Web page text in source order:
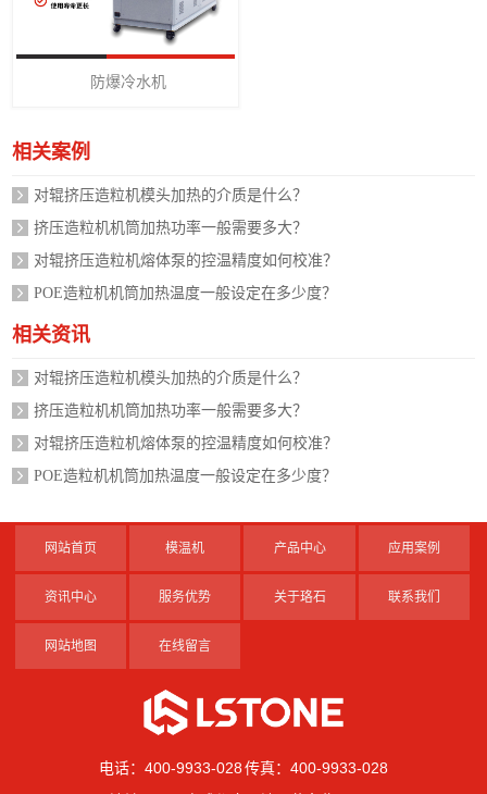
防爆冷水机
相关案例
对辊挤压造粒机模头加热的介质是什么？
挤压造粒机机筒加热功率一般需要多大？
对辊挤压造粒机熔体泵的控温精度如何校准？
POE造粒机机筒加热温度一般设定在多少度？
相关资讯
对辊挤压造粒机模头加热的介质是什么？
挤压造粒机机筒加热功率一般需要多大？
对辊挤压造粒机熔体泵的控温精度如何校准？
POE造粒机机筒加热温度一般设定在多少度？
网站首页 模温机 产品中心 应用案例
资讯中心 服务优势 关于珞石 联系我们
网站地图 在线留言
电话：400-9933-028 传真：400-9933-028